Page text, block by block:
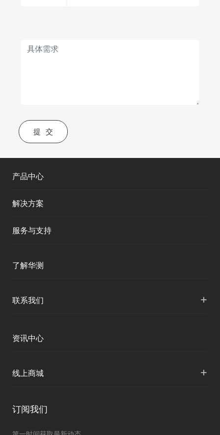
提交
产品中心
解决方案
服务与支持
了解华测
投资者关系
联系我们 +
申请成为伙伴
资讯中心
线上商城 +
订阅我们